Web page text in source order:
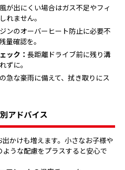
が出にくい場合はガス不足やフィ
れません。
ンのオーバーヒート防止に必要不
量確認を。
ック： 長距離ドライブ前に残り溝
ずに。
急な豪雨に備えて、拭き取りにス
アドバイス
かけも増えます。小さなお子様や
うな配慮をプラスすると安心で